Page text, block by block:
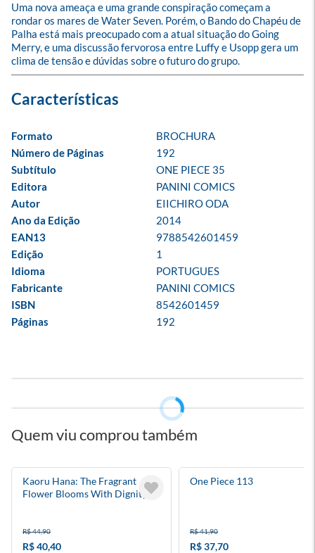
Uma nova ameaça e uma grande conspiração começam a
rondar os mares de Water Seven. Porém, o Bando do Chapéu de
Palha está mais preocupado com a atual situação do Going
Merry, e uma discussão fervorosa entre Luffy e Usopp gera um
clima de tensão e dúvidas sobre o futuro do grupo.
Formato
BROCHURA
Número de Páginas
192
Subtítulo
ONE PIECE 35
Editora
PANINI COMICS
Autor
EIICHIRO ODA
Ano da Edição
2014
EAN13
9788542601459
Edição
1
Idioma
PORTUGUES
Fabricante
PANINI COMICS
ISBN
8542601459
Páginas
192
Quem viu comprou também
Kaoru Hana: The Fragrant
Flower Blooms With Dignity 6
R$ 44,90
R$ 40,40
One Piece 113
R$ 41,90
R$ 37,70